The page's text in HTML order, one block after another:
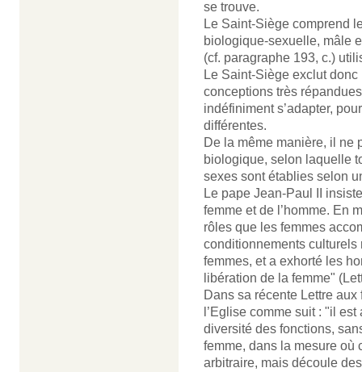
se trouve.
Le Saint-Siège comprend
biologique-sexuelle, mâle
(cf. paragraphe 193, c.)
Le Saint-Siège exclut
conceptions très
indéfiniment s’adapter,
différentes.
De la même manière, il ne
biologique, selon laquelle
sexes sont établies selon
Le pape Jean-Paul II
femme et de l’homme. En
rôles que les femmes
conditionnements culturels
femmes, et a exhorté les
libération de la femme"
Dans sa récente Lettre
l’Eglise comme suit : "il
diversité des fonctions,
femme, dans la mesure où
arbitraire, mais découle